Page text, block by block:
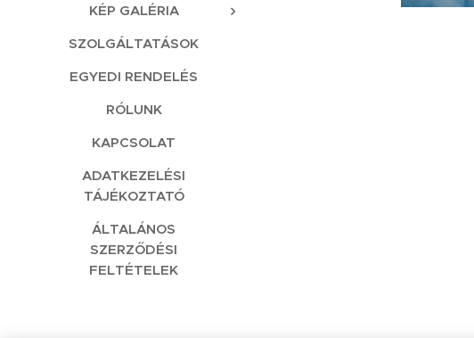
KÉP GALÉRIA
SZOLGÁLTATÁSOK
EGYEDI RENDELÉS
RÓLUNK
KAPCSOLAT
ADATKEZELÉSI
TÁJÉKOZTATÓ
ÁLTALÁNOS
SZERZŐDÉSI
FELTÉTELEK